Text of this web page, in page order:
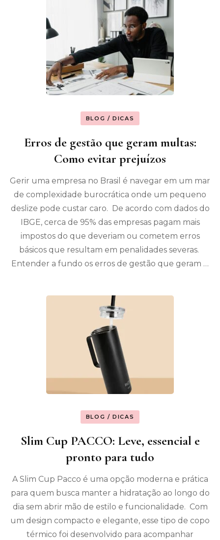
BLOG / DICAS
Erros de gestão que geram multas:
Como evitar prejuízos
Gerir uma empresa no Brasil é navegar em um mar
de complexidade burocrática onde um pequeno
deslize pode custar caro. De acordo com dados do
IBGE, cerca de 95% das empresas pagam mais
impostos do que deveriam ou cometem erros
básicos que resultam em penalidades severas.
Entender a fundo os erros de gestão que geram …
BLOG / DICAS
Slim Cup PACCO: Leve, essencial e
pronto para tudo
A Slim Cup Pacco é uma opção moderna e prática
para quem busca manter a hidratação ao longo do
dia sem abrir mão de estilo e funcionalidade. Com
um design compacto e elegante, esse tipo de copo
térmico foi desenvolvido para acompanhar